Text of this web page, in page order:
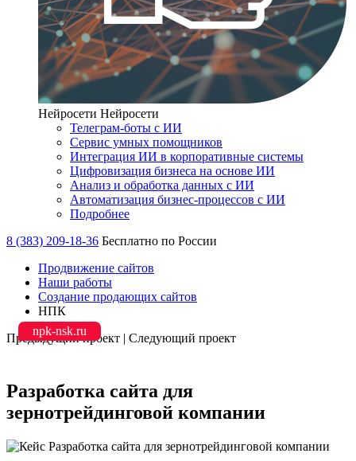
Нейросети Нейросети
Телеграм-боты с ИИ
Сервис умных помощников
Интеграция ИИ в корпоративные системы
Цифровизация бизнеса на основе ИИ
Анализ и обработка данных с ИИ
Автоматизация бизнес-процессов с ИИ
Подробнее
8 (383) 209-18-36 Бесплатно по России
Продвижение сайтов
Наши работы
Создание продающих сайтов
НПК
Предыдущий проект | Следующий проект
npk-nsk.ru
Разработка сайта для
зернотрейдинговой компании